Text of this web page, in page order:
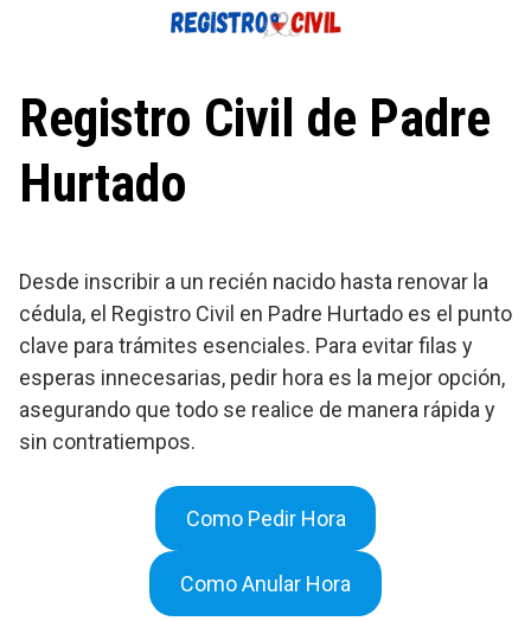
Registro Civil de Padre
Hurtado
Desde inscribir a un recién nacido hasta renovar la
cédula, el Registro Civil en Padre Hurtado es el punto
clave para trámites esenciales. Para evitar filas y
esperas innecesarias, pedir hora es la mejor opción,
asegurando que todo se realice de manera rápida y
sin contratiempos.
Como Pedir Hora
Como Anular Hora